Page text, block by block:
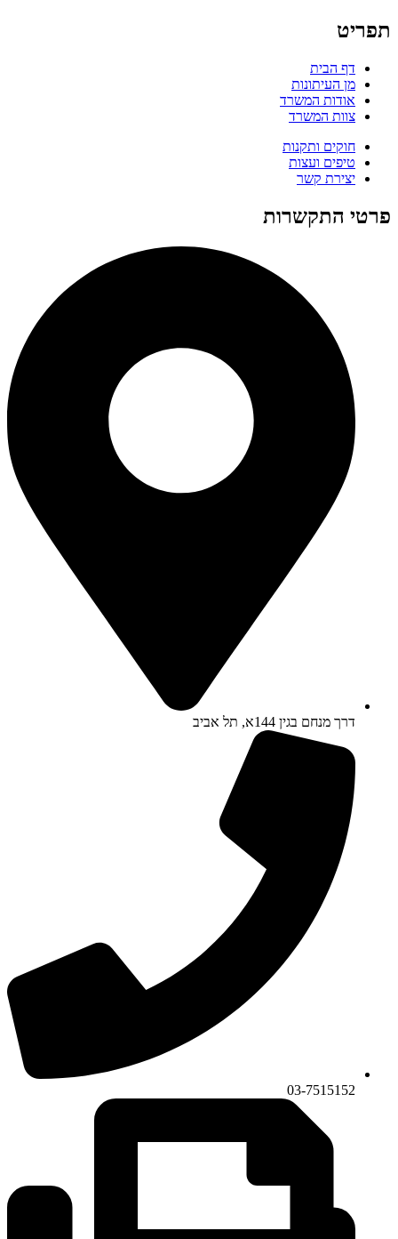
דף הבית
מן העיתונות
אודות המשרד
צוות המשרד
חוקים ותקנות
טיפים ועצות
יצירת קשר
התקשרות
דרך מנחם בגין 144א, תל אביב
03-7515152